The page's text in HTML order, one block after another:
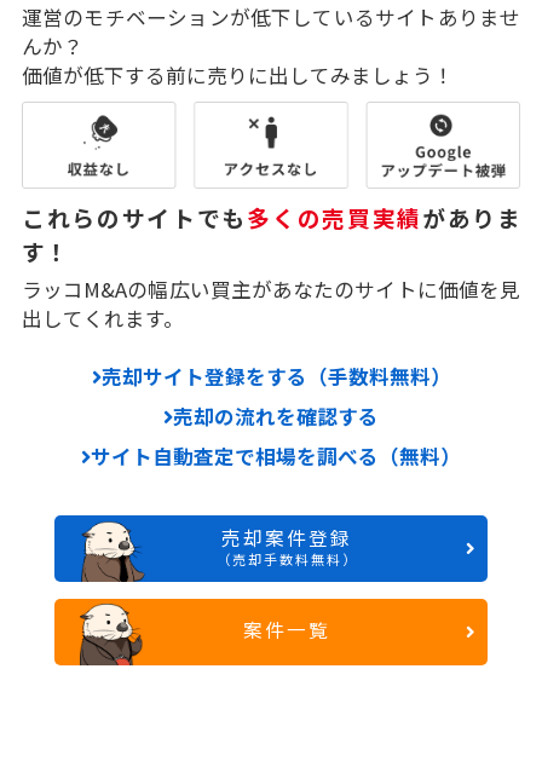
運営のモチベーションが低下しているサイトありませ
んか？
価値が低下する前に売りに出してみましょう！
これらのサイトでも多くの売買実績がありま
す！
ラッコM&Aの幅広い買主があなたのサイトに価値を見
出してくれます。
売却サイト登録をする（手数料無料）
売却の流れを確認する
サイト自動査定で相場を調べる（無料）
売却案件登録
（売却手数料無料）
案件一覧